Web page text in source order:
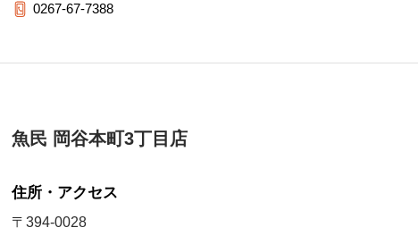
0267-67-7388
魚民 岡谷本町3丁目店
住所・アクセス
〒394-0028